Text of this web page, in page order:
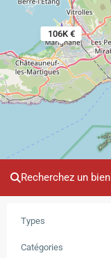
106K €
Recherchez un bien
Types
Catégories